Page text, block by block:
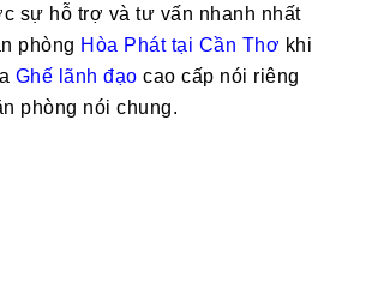
sự hỗ trợ và tư vấn nhanh nhất
phòng Hòa Phát tại Cần Thơ khi
Ghế lãnh đạo cao cấp nói riêng
phòng nói chung.